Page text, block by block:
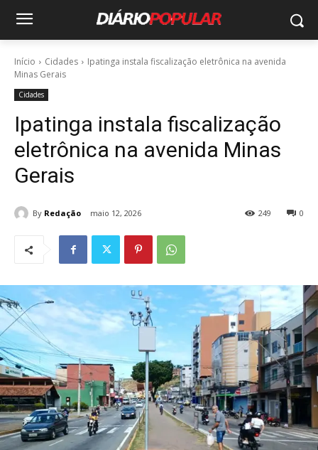
Início Cidades
Ipatinga instala fiscalização eletrônica na avenida
Minas Gerais
Cidades
Ipatinga instala fiscalização
eletrônica na avenida Minas
Gerais
By Redação maio 12, 2026 0
249